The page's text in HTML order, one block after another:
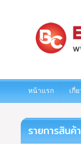
หน้าแรก เกี่
รายการสินค้า